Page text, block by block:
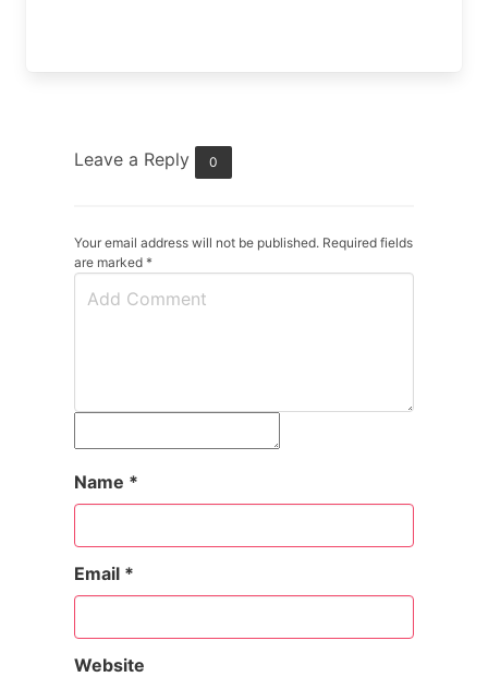
Leave a Reply 0
Your email address will not be published. Required fields
are marked *
Name *
Email *
Website